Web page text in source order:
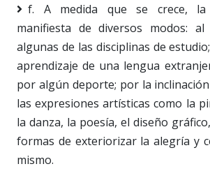
f. A medida que se crece, la
manifiesta de diversos modos:
algunas de las disciplinas de
aprendizaje de una lengua
por algún deporte; por la
las expresiones artísticas como la
la danza, la poesía, el diseño
formas de exteriorizar la alegría y
mismo.